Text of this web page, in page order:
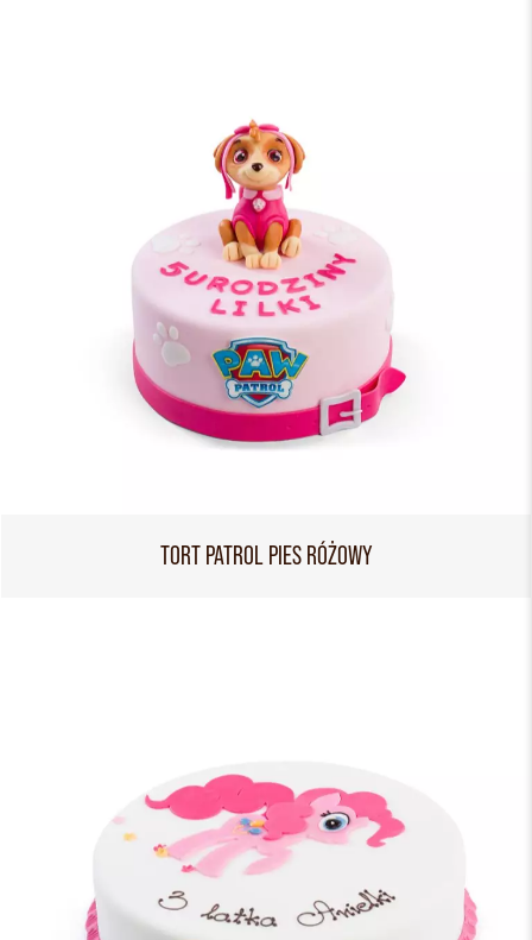
TORT PATROL PIES RÓŻOWY